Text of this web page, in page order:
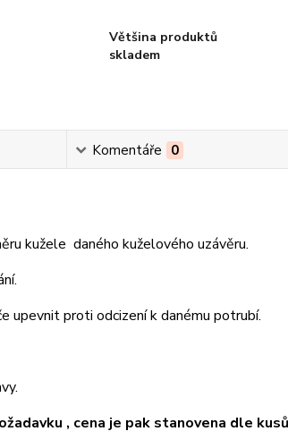
Většina produktů
skladem
Komentáře 0
kužele daného kuželového uzávěru.
proti odcizení k danému potrubí.
, cena je pak stanovena dle